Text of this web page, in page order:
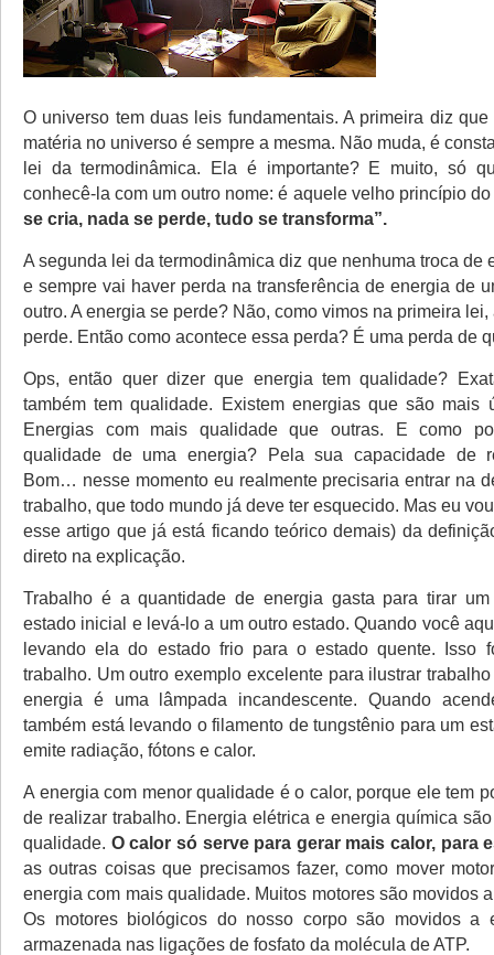
O universo tem duas leis fundamentais. A primeira diz
matéria no universo é sempre a mesma. Não muda, é
lei da termodinâmica. Ela é importante? E muito, só
conhecê-la com um outro nome: é aquele velho princípio do
se cria, nada se perde, tudo se transforma”.
A segunda lei da termodinâmica diz que nenhuma troca de
e sempre vai haver perda na transferência de energia de
outro. A energia se perde? Não, como vimos na primeira
perde. Então como acontece essa perda? É uma perda de
Ops, então quer dizer que energia tem qualidade?
também tem qualidade. Existem energias que são mais
Energias com mais qualidade que outras. E como
qualidade de uma energia? Pela sua capacidade de
Bom… nesse momento eu realmente precisaria entrar na
trabalho, que todo mundo já deve ter esquecido. Mas eu
esse artigo que já está ficando teórico demais) da
direto na explicação.
Trabalho é a quantidade de energia gasta para tirar
estado inicial e levá-lo a um outro estado. Quando você
levando ela do estado frio para o estado quente. Isso
trabalho. Um outro exemplo excelente para ilustrar
energia é uma lâmpada incandescente. Quando
também está levando o filamento de tungstênio para um
emite radiação, fótons e calor.
A energia com menor qualidade é o calor, porque ele tem
de realizar trabalho. Energia elétrica e energia química
qualidade. O calor só serve para gerar mais calor, para
as outras coisas que precisamos fazer, como mover
energia com mais qualidade. Muitos motores são movidos
Os motores biológicos do nosso corpo são movidos a
armazenada nas ligações de fosfato da molécula de ATP.